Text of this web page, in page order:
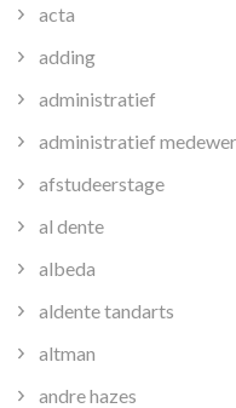
acta
adding
administratief
administratief
afstudeerstage
al dente
albeda
aldente tandarts
altman
andre hazes